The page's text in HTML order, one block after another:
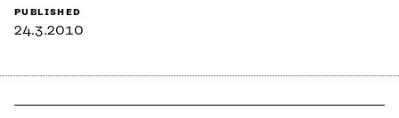
PUBLISHED
24.3.2010